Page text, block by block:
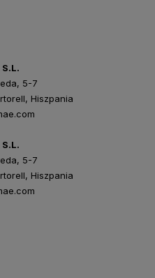
S.L.
5-7
Hiszpania
S.L.
5-7
Hiszpania